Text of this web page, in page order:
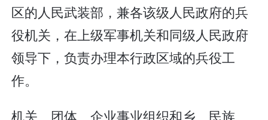
区的人民武装部，兼各该级人民政府的兵
役机关，在上级军事机关和同级人民政府
领导下，负责办理本行政区域的兵役工
作。
机关、团体、企业事业组织和乡、民族